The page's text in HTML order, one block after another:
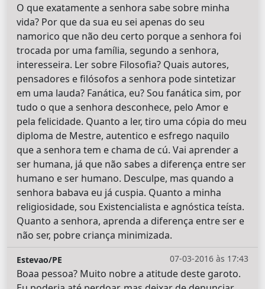
O que exatamente a senhora sabe sobre minha
vida? Por que da sua eu sei apenas do seu
namorico que não deu certo porque a senhora foi
trocada por uma família, segundo a senhora,
interesseira. Ler sobre Filosofia? Quais autores,
pensadores e filósofos a senhora pode sintetizar
em uma lauda? Fanática, eu? Sou fanática sim, por
tudo o que a senhora desconhece, pelo Amor e
pela felicidade. Quanto a ler, tiro uma cópia do meu
diploma de Mestre, autentico e esfrego naquilo
que a senhora tem e chama de cú. Vai aprender a
ser humana, já que não sabes a diferença entre ser
humano e ser humano. Desculpe, mas quando a
senhora babava eu já cuspia. Quanto a minha
religiosidade, sou Existencialista e agnóstica teísta.
Quanto a senhora, aprenda a diferença entre ser e
não ser, pobre criança minimizada.
07-03-2016 às 17:43
Estevao/PE
Boaa pessoa? Muito nobre a atitude deste garoto.